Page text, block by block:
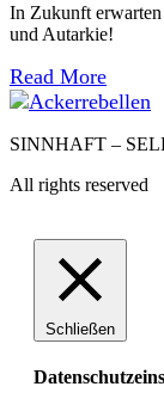
In Zukunft erwarten
und Autarkie!
Read More
SINNHAFT –
All rights reserved
Schließen